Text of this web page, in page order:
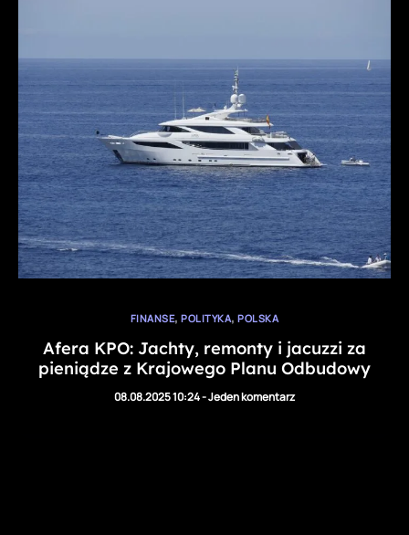
FINANSE,POLITYKA,POLSKA
Afera KPO: Jachty, remonty i jacuzzi za
pieniądze z Krajowego Planu Odbudowy
08.08.2025 10:24-Jeden komentarz